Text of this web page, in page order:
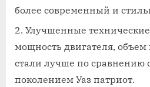
более современный и
Улучшенные
мощность двигателя, объем
стали лучше по
поколением Уаз патриот.